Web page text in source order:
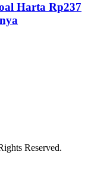
Harta Rp237
Reserved.